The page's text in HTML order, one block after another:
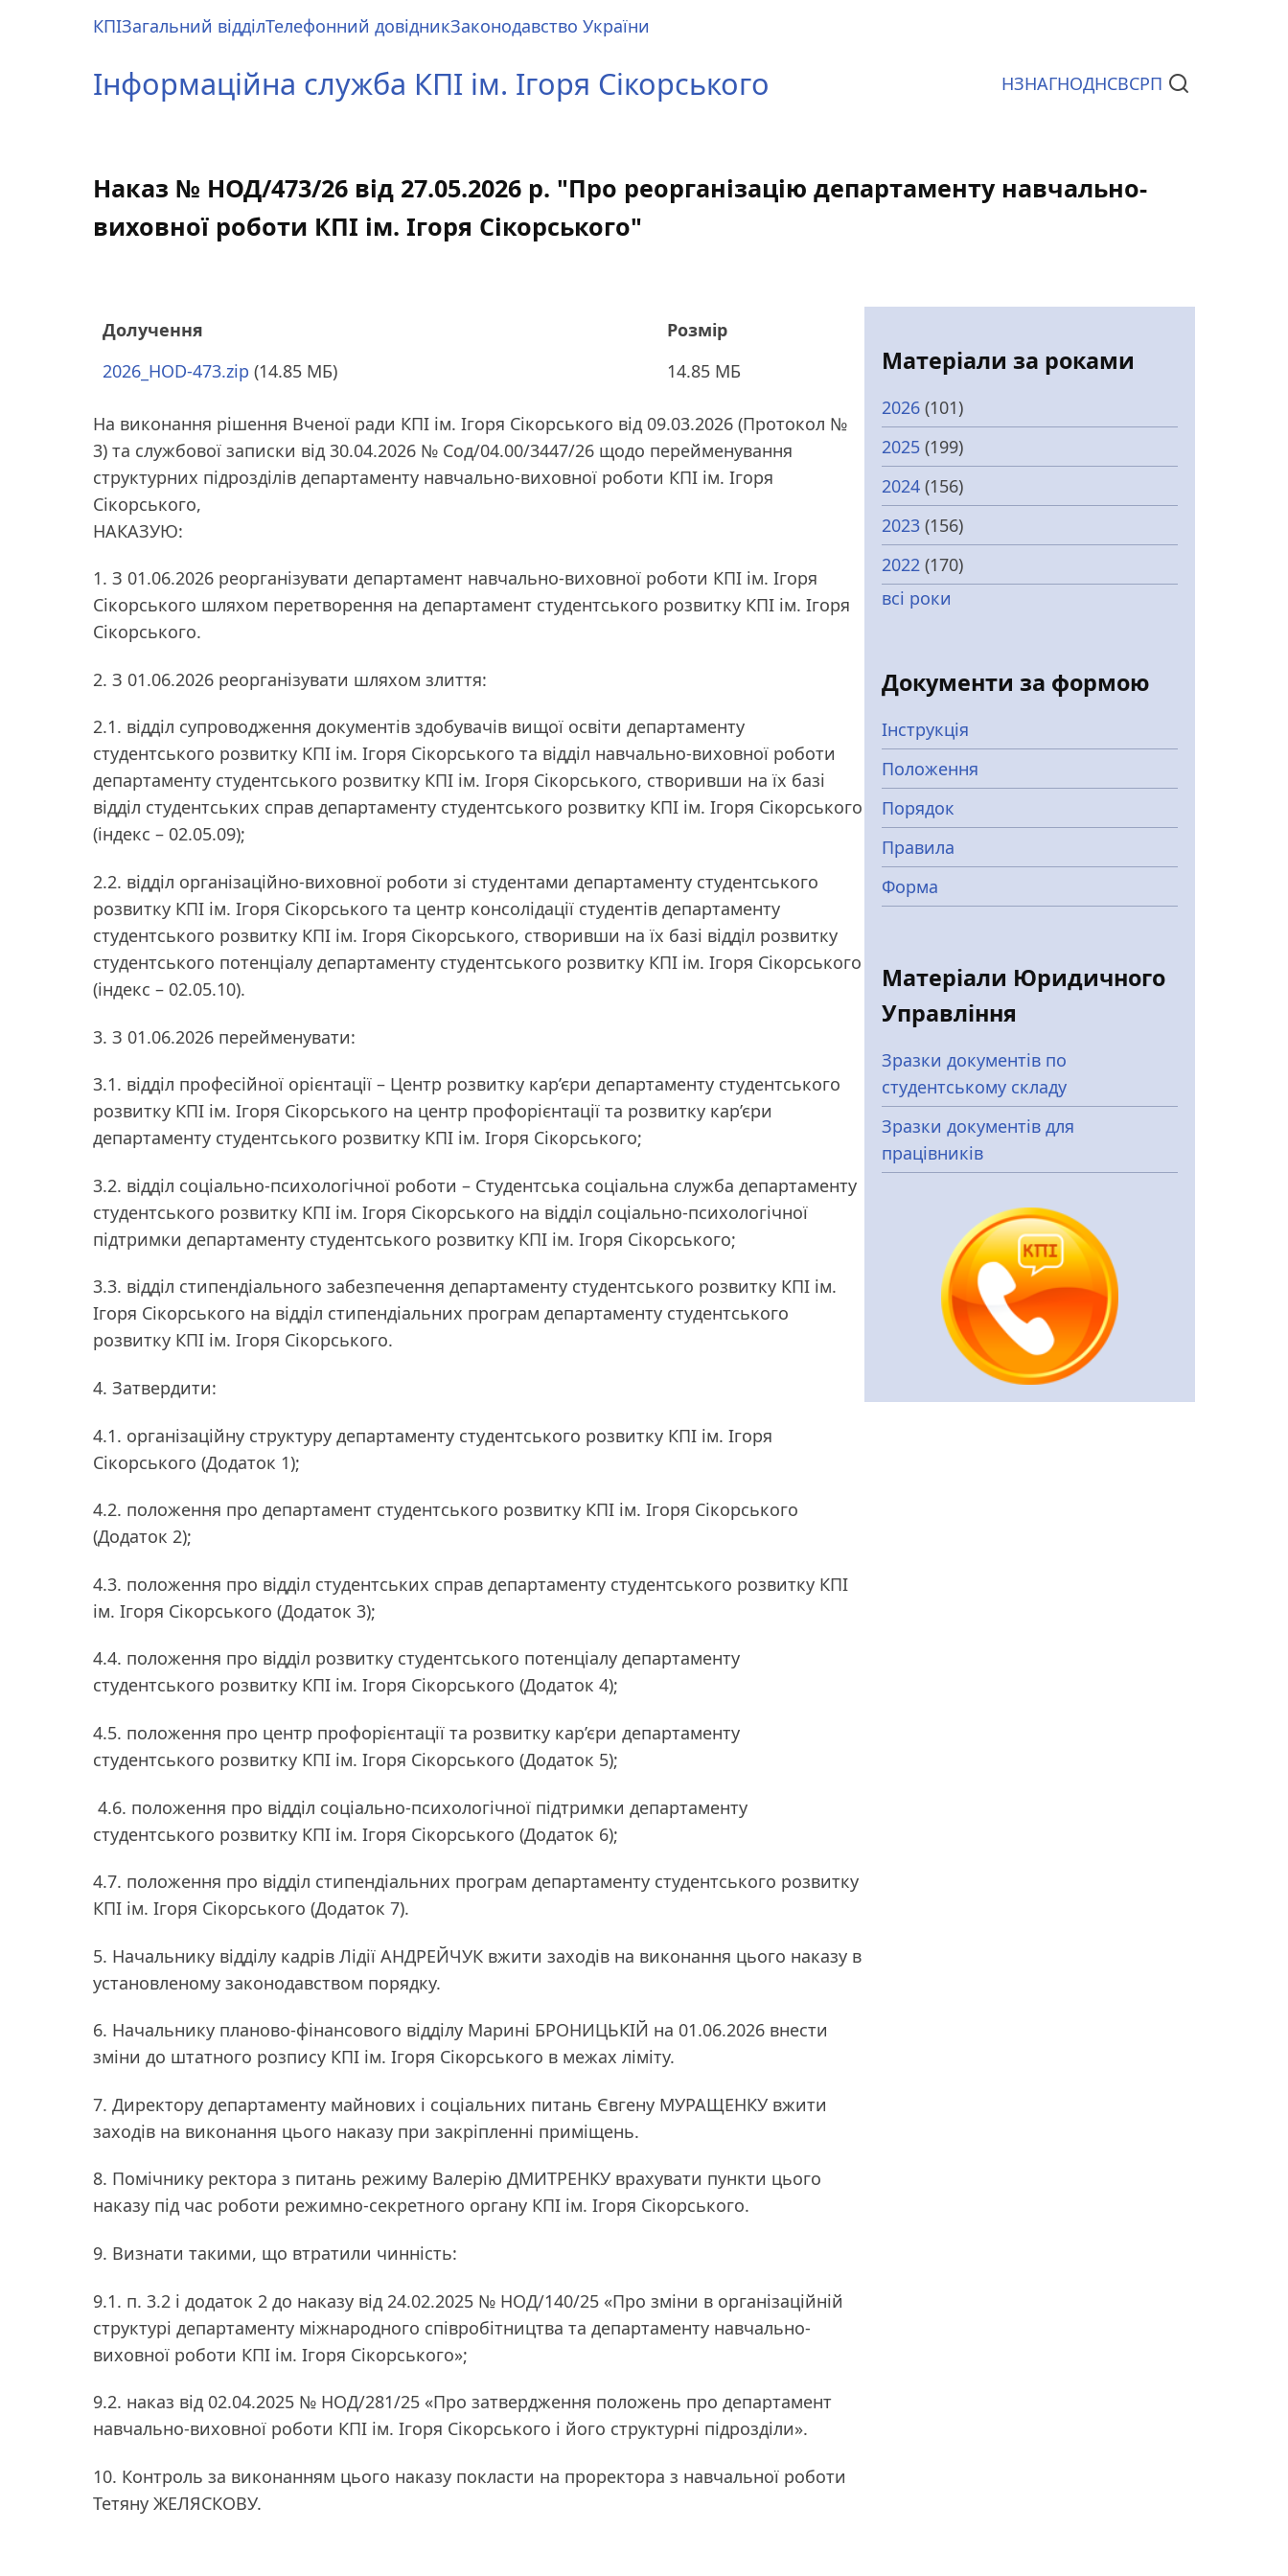
menu
КПІЗагальний відділТелефонний довідникЗаконодавство України
Інформаційна служба КПІ ім. Ігоря Сікорського Документи
НЗНАГНОДНСВСРП
Наказ № НОД/473/26 від 27.05.2026 р. "Про реорганізацію департаменту навчально-
виховної роботи КПІ ім. Ігоря Сікорського"
Долучення
Розмір
2026_HOD-473.zip (14.85 МБ) 14.85 МБ
На виконання рішення Вченої ради КПІ ім. Ігоря Сікорського від 09.03.2026 (Протокол №
3) та службової записки від 30.04.2026 № Сод/04.00/3447/26 щодо перейменування
структурних підрозділів департаменту навчально-виховної роботи КПІ ім. Ігоря
Сікорського,
НАКАЗУЮ:
1. З 01.06.2026 реорганізувати департамент навчально-виховної роботи КПІ ім. Ігоря
Сікорського шляхом перетворення на департамент студентського розвитку КПІ ім. Ігоря
Сікорського.
2. З 01.06.2026 реорганізувати шляхом злиття:
2.1. відділ супроводження документів здобувачів вищої освіти департаменту
студентського розвитку КПІ ім. Ігоря Сікорського та відділ навчально-виховної роботи
департаменту студентського розвитку КПІ ім. Ігоря Сікорського, створивши на їх базі
відділ студентських справ департаменту студентського розвитку КПІ ім. Ігоря Сікорського
(індекс – 02.05.09);
2.2. відділ організаційно-виховної роботи зі студентами департаменту студентського
розвитку КПІ ім. Ігоря Сікорського та центр консолідації студентів департаменту
студентського розвитку КПІ ім. Ігоря Сікорського, створивши на їх базі відділ розвитку
студентського потенціалу департаменту студентського розвитку КПІ ім. Ігоря Сікорського
(індекс – 02.05.10).
3. З 01.06.2026 перейменувати:
3.1. відділ професійної орієнтації – Центр розвитку кар’єри департаменту студентського
розвитку КПІ ім. Ігоря Сікорського на центр профорієнтації та розвитку кар’єри
департаменту студентського розвитку КПІ ім. Ігоря Сікорського;
3.2. відділ соціально-психологічної роботи – Студентська соціальна служба департаменту
студентського розвитку КПІ ім. Ігоря Сікорського на відділ соціально-психологічної
підтримки департаменту студентського розвитку КПІ ім. Ігоря Сікорського;
3.3. відділ стипендіального забезпечення департаменту студентського розвитку КПІ ім.
Ігоря Сікорського на відділ стипендіальних програм департаменту студентського
розвитку КПІ ім. Ігоря Сікорського.
4. Затвердити:
4.1. організаційну структуру департаменту студентського розвитку КПІ ім. Ігоря
Сікорського (Додаток 1);
4.2. положення про департамент студентського розвитку КПІ ім. Ігоря Сікорського
(Додаток 2);
4.3. положення про відділ студентських справ департаменту студентського розвитку КПІ
ім. Ігоря Сікорського (Додаток 3);
4.4. положення про відділ розвитку студентського потенціалу департаменту
студентського розвитку КПІ ім. Ігоря Сікорського (Додаток 4);
4.5. положення про центр профорієнтації та розвитку кар’єри департаменту
студентського розвитку КПІ ім. Ігоря Сікорського (Додаток 5);
4.6. положення про відділ соціально-психологічної підтримки департаменту
студентського розвитку КПІ ім. Ігоря Сікорського (Додаток 6);
4.7. положення про відділ стипендіальних програм департаменту студентського розвитку
КПІ ім. Ігоря Сікорського (Додаток 7).
5. Начальнику відділу кадрів Лідії АНДРЕЙЧУК вжити заходів на виконання цього наказу в
установленому законодавством порядку.
6. Начальнику планово-фінансового відділу Марині БРОНИЦЬКІЙ на 01.06.2026 внести
зміни до штатного розпису КПІ ім. Ігоря Сікорського в межах ліміту.
7. Директору департаменту майнових і соціальних питань Євгену МУРАЩЕНКУ вжити
заходів на виконання цього наказу при закріпленні приміщень.
8. Помічнику ректора з питань режиму Валерію ДМИТРЕНКУ врахувати пункти цього
наказу під час роботи режимно-секретного органу КПІ ім. Ігоря Сікорського.
9. Визнати такими, що втратили чинність:
9.1. п. 3.2 і додаток 2 до наказу від 24.02.2025 № НОД/140/25 «Про зміни в організаційній
структурі департаменту міжнародного співробітництва та департаменту навчально-
виховної роботи КПІ ім. Ігоря Сікорського»;
9.2. наказ від 02.04.2025 № НОД/281/25 «Про затвердження положень про департамент
навчально-виховної роботи КПІ ім. Ігоря Сікорського і його структурні підрозділи».
10. Контроль за виконанням цього наказу покласти на проректора з навчальної роботи
Тетяну ЖЕЛЯСКОВУ.
Матеріали за роками
2026 (101)
2025 (199)
2024 (156)
2023 (156)
2022 (170)
всі роки
Документи за формою
Інструкція
Положення
Порядок
Правила
Форма
Матеріали Юридичного
Управління
Зразки документів по
студентському складу
Зразки документів для
працівників